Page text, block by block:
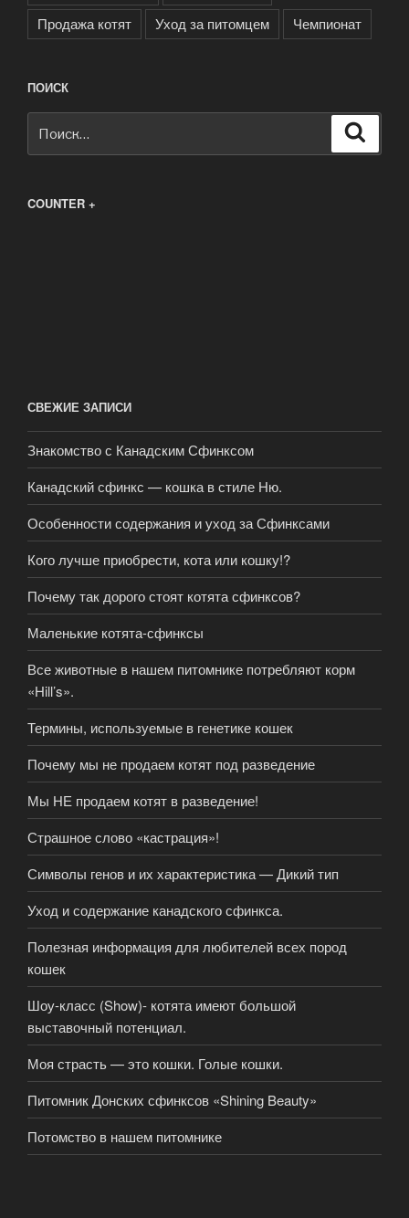
Продажа котят
Уход за питомцем Чемпионат
ПОИСК
COUNTER +
СВЕЖИЕ ЗАПИСИ
Знакомство с Канадским Сфинксом
Канадский сфинкс — кошка в стиле Ню.
Особенности содержания и уход за Сфинксами
Кого лучше приобрести, кота или кошку!?
Почему так дорого стоят котята сфинксов?
Маленькие котята-сфинксы
Все животные в нашем питомнике потребляют корм
«Hill’s».
Термины, используемые в генетике кошек
Почему мы не продаем котят под разведение
Мы НЕ продаем котят в разведение!
Страшное слово «кастрация»!
Символы генов и их характеристика — Дикий тип
Уход и содержание канадского сфинкса.
Полезная информация для любителей всех пород
кошек
Шоу-класс (Show)- котята имеют большой
выставочный потенциал.
Моя страсть — это кошки. Голые кошки.
Питомник Донских сфинксов «Shining Beauty»
Потомство в нашем питомнике